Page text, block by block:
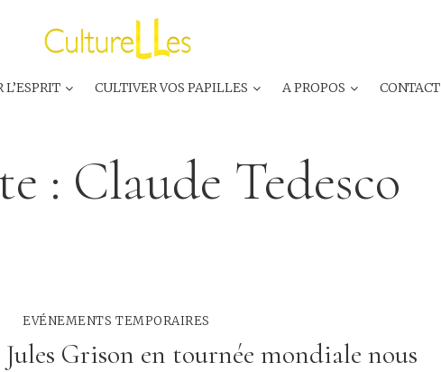
L’ESPRIT CULTIVER VOS PAPILLES A PROPOS CONTACT
: Claude Tedesco
EVÉNEMENTS TEMPORAIRES
Grison en tournée mondiale nous